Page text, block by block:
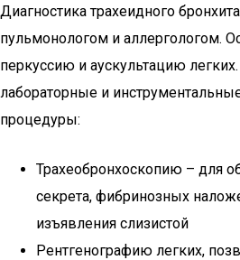
Диагностика трахеидного
пульмонологом и аллергологом.
перкуссию и аускультацию
лабораторные и
процедуры:
Трахеобронхоскопию – для
секрета, фибринозных
изъявления слизистой
Рентгенографию легких,